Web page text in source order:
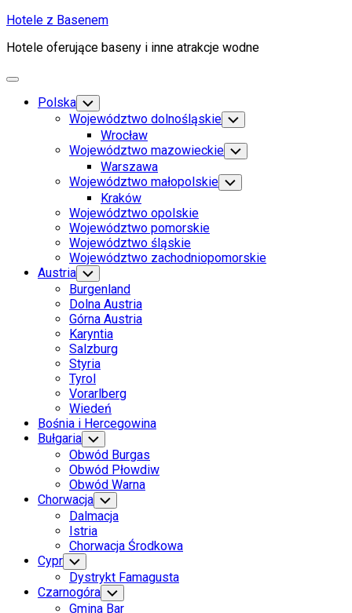
Skip
content
Hotele z Basenem
Hotele oferujące baseny i inne atrakcje wodne
Expand
Polska Toggle
Child
Menu
Województwo dolnośląskie Toggle
Child
Menu
Wrocław
Województwo mazowieckie Toggle
Child
Menu
Warszawa
Województwo małopolskie Toggle
Child
Kraków
Województwo opolskie
Województwo pomorskie
Województwo śląskie
Województwo zachodniopomorskie
Austria Toggle
Child
Menu
Burgenland
Dolna Austria
Górna Austria
Karyntia
Salzburg
Styria
Tyrol
Vorarlberg
Wiedeń
Bośnia i Hercegowina
Current
Page
Parent
Bułgaria Toggle
Child
Menu
Obwód Burgas
Obwód Płowdiw
Current
Page
Parent
Obwód Warna
Chorwacja Toggle
Child
Menu
Dalmacja
Istria
Chorwacja Środkowa
Cypr Toggle
Child
Menu
Dystrykt Famagusta
Czarnogóra Toggle
Child
Gmina Bar